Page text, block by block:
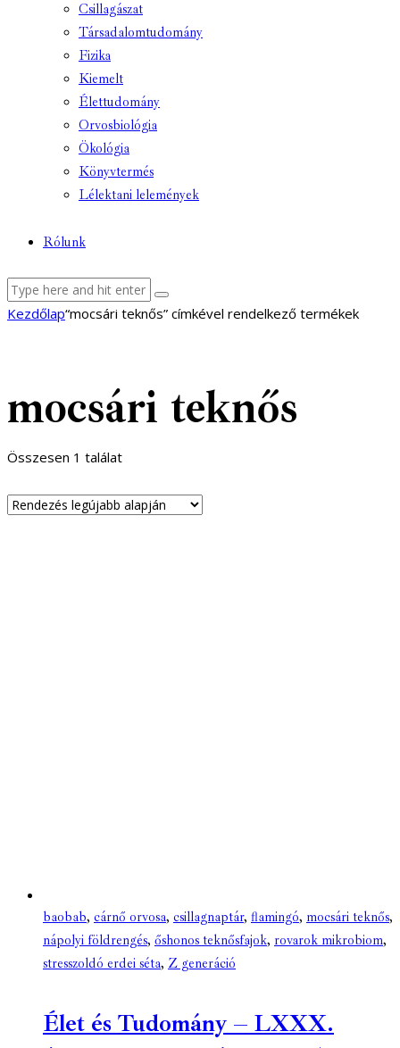
Csillagászat
Társadalomtudomány
Fizika
Kiemelt
Élettudomány
Orvosbiológia
Ökológia
Könyvtermés
Lélektani lelemények
Rólunk
facebook-
youtube-
email
Kezdőlap“mocsári teknős” címkével rendelkező termékek
mocsári teknős
Összesen 1 találat
baobab, cárnő orvosa, csillagnaptár, flamingó, mocsári teknős,
nápolyi földrengés, őshonos teknősfajok, rovarok mikrobiom,
stresszoldó erdei séta, Z generáció
Élet és Tudomány – LXXX.